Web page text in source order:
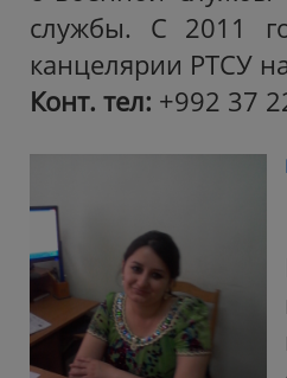
службы. С 2011
канцелярии РТСУ
Конт. тел: +992 37